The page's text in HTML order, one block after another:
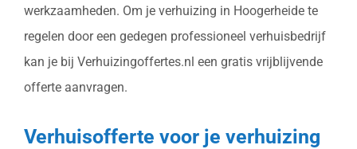
werkzaamheden. Om je verhuizing in Hoogerheide te
regelen door een gedegen professioneel verhuisbedrijf
kan je bij Verhuizingoffertes.nl een gratis vrijblijvende
offerte aanvragen.
Verhuisofferte voor je verhuizing